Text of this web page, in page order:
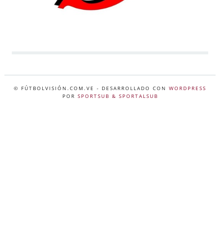
© FÚTBOLVISIÓN.COM.VE - DESARROLLADO CON WORDPRESS
POR SPORTSUB & SPORTALSUB